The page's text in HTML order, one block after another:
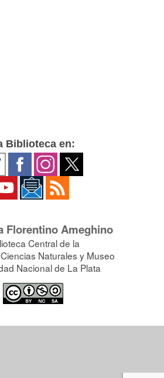
Biblioteca en:
Florentino Ameghino
Central de la
Naturales y Museo
Nacional de La Plata